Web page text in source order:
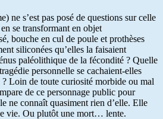
ne s’est pas posé de questions sur celle
se transformant en objet
bouche en cul de poule et prothèses
siliconées qu’elles la faisaient
paléolithique de la fécondité ? Quelle
personnelle se cachaient-elles
Loin de toute curiosité morbide ou mal
de ce personnage public pour
ne connaît quasiment rien d’elle. Elle
vie. Ou plutôt une mort… lente.